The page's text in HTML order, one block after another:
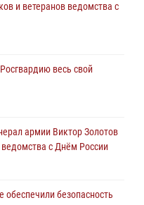
и ветеранов ведомства с
весь свой
армии Виктор Золотов
с Днём России
безопасность